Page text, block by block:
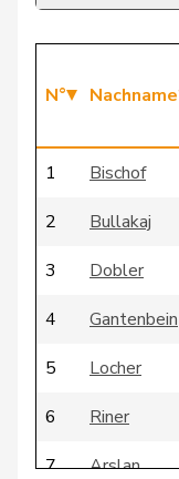
N° Nachname
1 Bischof
2
Bullakaj
3
Dobler
4
Gantenbein
5
Locher
6
Riner
7
Arslan